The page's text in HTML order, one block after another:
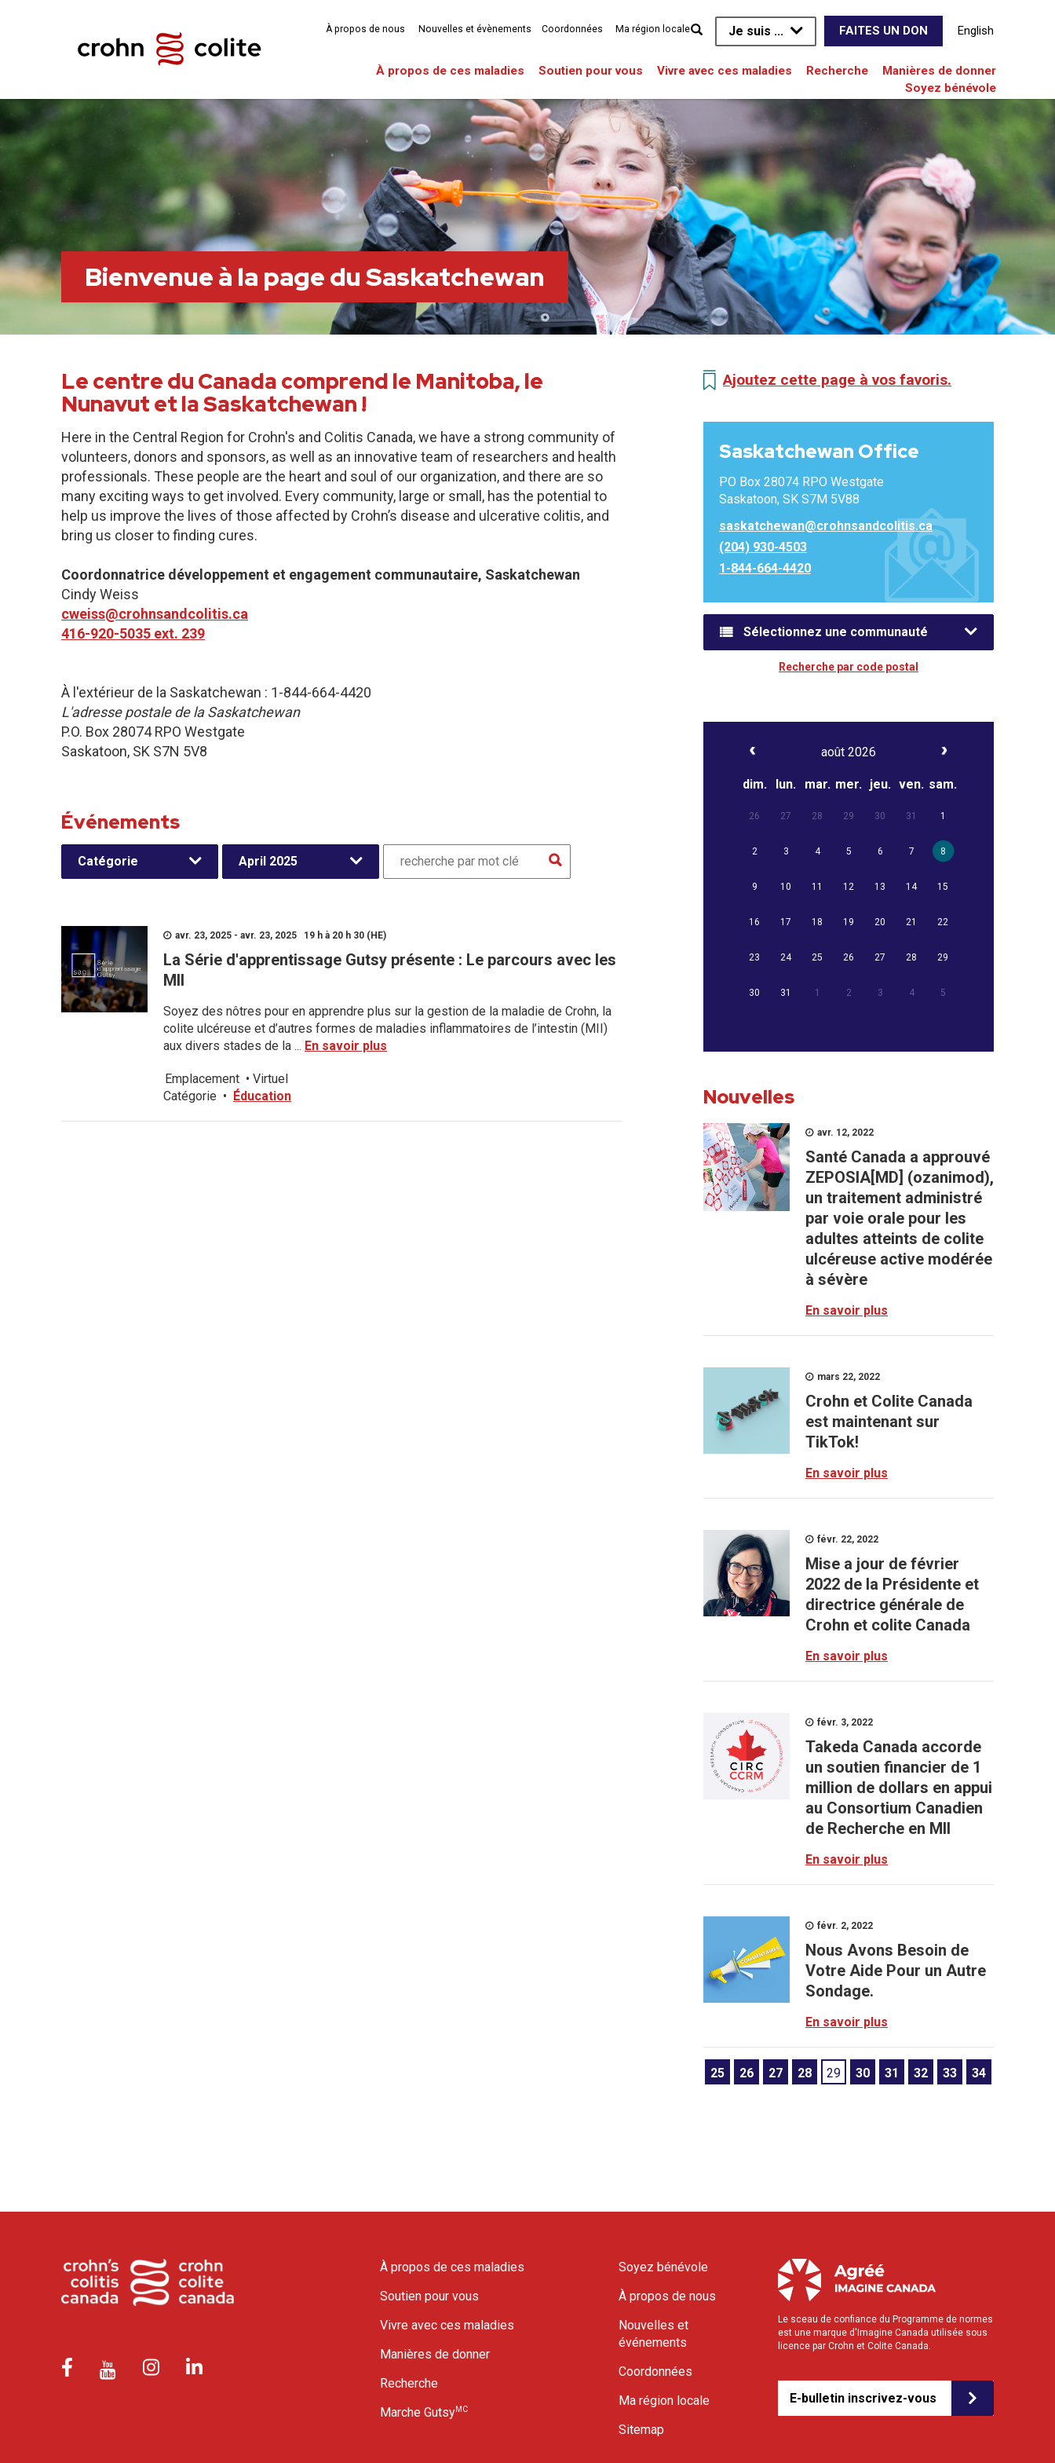
Je suis ... FAITES UN DON English
À propos de ces maladies Soutien pour vous Vivre avec ces maladies Recherche
Manières de donner
Soyez bénévole
À propos de nous Nouvelles et évènements Coordonnées Ma région locale
Bienvenue à la page du Saskatchewan
Le centre du Canada comprend le Manitoba, le
Nunavut et la Saskatchewan !
Here in the Central Region for Crohn's and Colitis Canada, we have a strong community of
volunteers, donors and sponsors, as well as an innovative team of researchers and health
professionals. These people are the heart and soul of our organization, and there are so
many exciting ways to get involved. Every community, large or small, has the potential to
help us improve the lives of those affected by Crohn’s disease and ulcerative colitis, and
bring us closer to finding cures.
Coordonnatrice développement et engagement communautaire, Saskatchewan
Cindy Weiss
cweiss@crohnsandcolitis.ca
416-920-5035 ext. 239
À l'extérieur de la Saskatchewan : 1-844-664-4420
L'adresse postale de la Saskatchewan
P.O. Box 28074 RPO Westgate
Saskatoon, SK S7N 5V8
Événements
Catégorie April 2025
avr. 23, 2025 - avr. 23, 2025 19 h à 20 h 30 (HE)
La Série d'apprentissage Gutsy présente : Le parcours avec les
MII
Soyez des nôtres pour en apprendre plus sur la gestion de la maladie de Crohn, la
colite ulcéreuse et d’autres formes de maladies inflammatoires de l’intestin (MII)
aux divers stades de la ... En savoir plus
Emplacement • Virtuel
Catégorie • Éducation
Ajoutez cette page à vos favoris.
Saskatchewan Office
PO Box 28074 RPO Westgate
Saskatoon, SK S7M 5V88
saskatchewan@crohnsandcolitis.ca
(204) 930-4503
1-844-664-4420
Sélectionnez une communauté
Recherche par code postal
août 2026
dim. lun. mar. mer. jeu. ven. sam.
26 27 28 29 30 31 1
2 3 4 5 6 7 8
9 10 11 12 13 14 15
16 17 18 19 20 21 22
23 24 25 26 27 28 29
30 31 1 2 3 4 5
Nouvelles
avr. 12, 2022
Santé Canada a approuvé
ZEPOSIA[MD] (ozanimod),
un traitement administré
par voie orale pour les
adultes atteints de colite
ulcéreuse active modérée
à sévère
En savoir plus
mars 22, 2022
Crohn et Colite Canada
est maintenant sur
TikTok!
En savoir plus
févr. 22, 2022
Mise a jour de février
2022 de la Présidente et
directrice générale de
Crohn et colite Canada
En savoir plus
févr. 3, 2022
Takeda Canada accorde
un soutien financier de 1
million de dollars en appui
au Consortium Canadien
de Recherche en MII
En savoir plus
févr. 2, 2022
Nous Avons Besoin de
Votre Aide Pour un Autre
Sondage.
En savoir plus
25 26 27 28 29 30 31 32 33 34
À propos de ces maladies
Soutien pour vous
Vivre avec ces maladies
Manières de donner
Recherche
Marche GutsyMC
Soyez bénévole
À propos de nous
Nouvelles et
événements
Coordonnées
Ma région locale
Sitemap
Le sceau de confiance du Programme de normes
est une marque d'Imagine Canada utilisée sous
licence par Crohn et Colite Canada.
E-bulletin inscrivez-vous